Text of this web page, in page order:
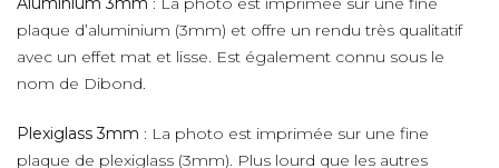
plaque d’aluminium (3mm) et offre un rendu très qualitatif
avec un effet mat et lisse. Est également connu sous le
nom de Dibond.
Plexiglass 3mm : La photo est imprimée sur une fine
plaque de plexiglass (3mm). Plus lourd que les autres